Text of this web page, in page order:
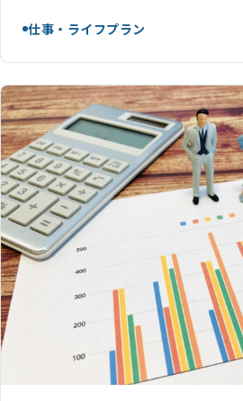
仕事・ライフプラン